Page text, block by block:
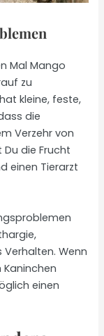
Mal Mango
zu
kleine, feste,
die
Verzehr von
die Frucht
einen Tierarzt
Wenn
einen